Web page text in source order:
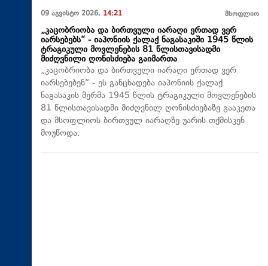
09 აგვისტო 2026, 14:21 მსოფლიო
„კაცობრიობა და ბირთვული იარაღი ერთად ვერ
იარსებებს“ - იაპონიის ქალაქ ნაგასაკიში 1945 წლის
ტრაგიკული მოვლენების 81 წლისთავისადმი
მიძღვნილი ღონისძიება გაიმართა
„კაცობრიობა და ბირთვული იარაღი ერთად ვერ
იარსებებენ“ - ეს განცხადება იაპონიის ქალაქ
ნაგასაკის მერმა 1945 წლის ტრაგიკული მოვლენების
81 წლისთავისადმი მიძღვნილ ღონისძიებაზე გააკეთა
და მსოფლიოს ბირთვულ იარაღზე უარის თქმისკენ
მოუწოდა.